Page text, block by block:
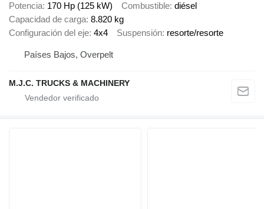
Potencia 170 Hp (125 kW) Combustible diésel
Capacidad de carga 8.820 kg
Configuración del eje 4x4 Suspensión resorte/resorte
Países Bajos, Overpelt
M.J.C. TRUCKS & MACHINERY